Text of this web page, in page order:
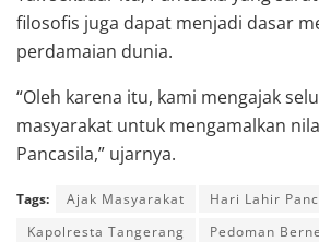
filosofis juga dapat menjadi dasar
perdamaian dunia.
“Oleh karena itu, kami mengajak
masyarakat untuk mengamalkan
Pancasila,” ujarnya.
Tags: Ajak Masyarakat
Hari Lahir
Kapolresta Tangerang
Pedoman